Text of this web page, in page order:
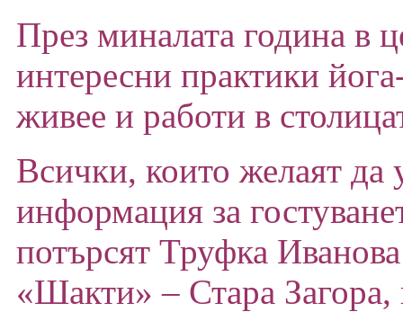
През миналата година в
интересни практики
живее и работи в
Всички, които желаят да
информация за
потърсят Труфка
«Шакти» – Стара